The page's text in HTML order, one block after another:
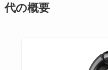
代の概要